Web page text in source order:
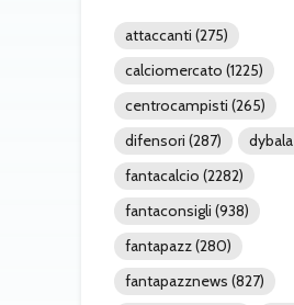
attaccanti (275)
calciomercato (1225)
centrocampisti (265)
difensori (287) dybala
fantacalcio (2282)
fantaconsigli (938)
fantapazz(280)
fantapazznews (827)